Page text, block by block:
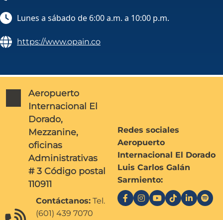
Lunes a sábado de 6:00 a.m. a 10:00 p.m.
https://www.opain.co
Aeropuerto
Internacional El
Dorado,
Mezzanine,
oficinas
Administrativas
# 3 Código postal
110911
Contáctanos: Tel.
(601) 439 7070
Redes sociales
Aeropuerto
Internacional El Dorado
Luis Carlos Galán
Sarmiento: